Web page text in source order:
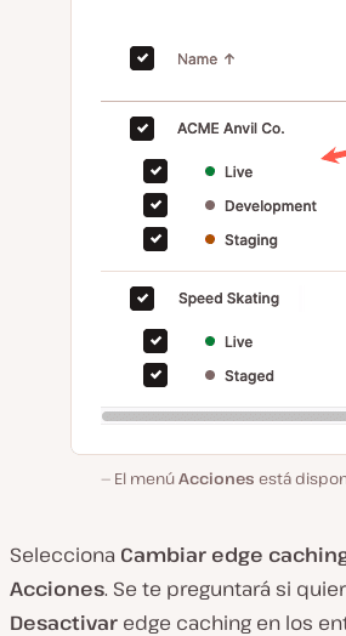
El menúAcciones está
Selecciona Cambiar edge
Acciones. Se te preguntará si
Desactivar edge caching en los